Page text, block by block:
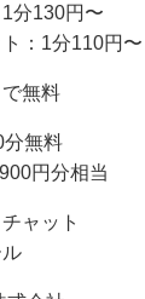
分130円〜
：1分110円〜
無料
分無料
円分相当
ャット
ル